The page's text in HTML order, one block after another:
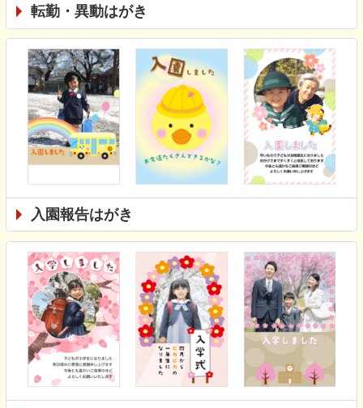
転勤・異動はがき
入園報告はがき